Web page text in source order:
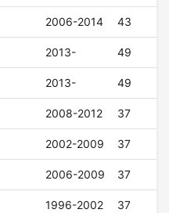
2006-2014 43
2013- 49
2013- 49
2008-2012 37
2002-2009 37
2006-2009 37
1996-2002 37